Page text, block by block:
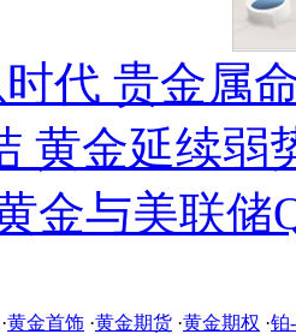
代 贵金属
黄金延续弱
金与美联储
·黄金首饰 ·黄金期货 ·黄金期权 ·铂